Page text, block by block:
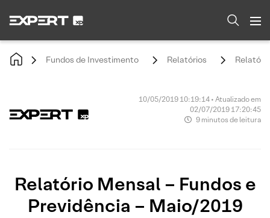
Fundos de Investimento Relatórios
10/05/2019 10:19:14 • Atualizado em
02/07/2019 17:20:45
9 minutos de leitura
Relatório Mensal – Fundos e
Previdência – Maio/2019